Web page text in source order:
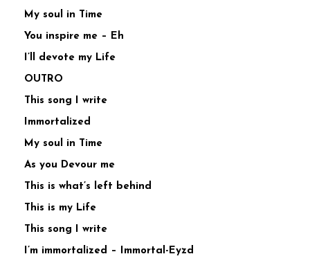
My soul in Time
You inspire me – Eh
I’ll devote my Life
OUTRO
This song I write
Immortalized
My soul in Time
As you Devour me
This is what’s left behind
This is my Life
This song I write
I’m immortalized – Immortal-Eyzd